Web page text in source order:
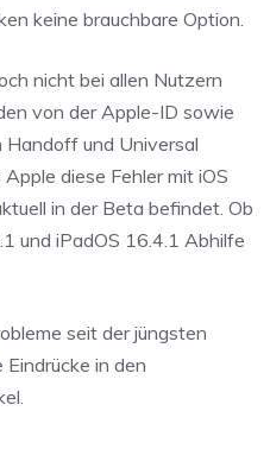
keine brauchbare Option.
nicht bei allen Nutzern
von der Apple-ID sowie
und Universal
diese Fehler mit iOS
in der Beta befindet. Ob
und iPadOS 16.4.1 Abhilfe
seit der jüngsten
in den